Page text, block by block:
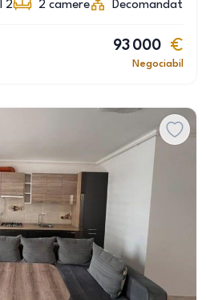
2 2 camere Decomandat
93 000
Negociabil